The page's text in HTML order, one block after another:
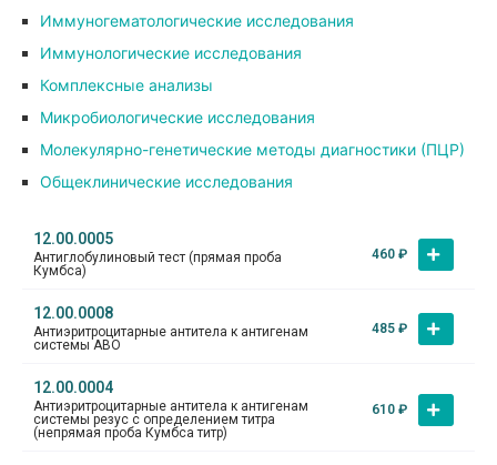
Иммуногематологические исследования
Иммунологические исследования
Комплексные анализы
Микробиологические исследования
Молекулярно-генетические методы диагностики (ПЦР)
Общеклинические исследования
12.00.0005
Антиглобулиновый тест (прямая проба
Кумбса)
460 ₽
12.00.0008
Антиэритроцитарные антитела к антигенам
системы АBO
485 ₽
12.00.0004
Антиэритроцитарные антитела к антигенам
системы резус с определением титра
(непрямая проба Кумбса титр)
610 ₽